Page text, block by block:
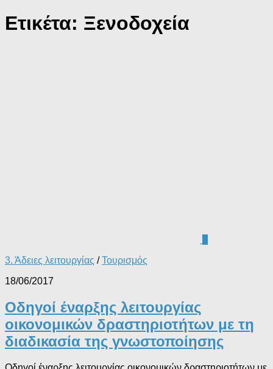
Ετικέτα: Ξενοδοχεία
3. Άδειες λειτουργίας /Τουρισμός
18/06/2017
Οδηγοί έναρξης λειτουργίας
οικονομικών δραστηριοτήτων με τη
διαδικασία της γνωστοποίησης